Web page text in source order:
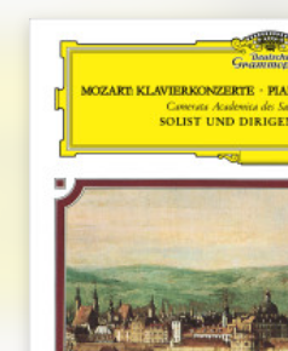
26
Anda